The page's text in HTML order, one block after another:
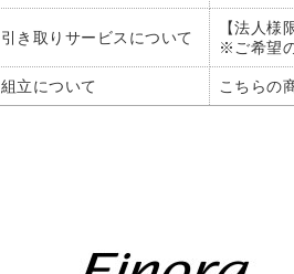
引き取りサービスについて
【法人
※ご希望
組立について こちらの